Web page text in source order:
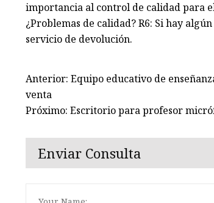
importancia al control de calidad para
¿Problemas de calidad? R6: Si hay
servicio de devolución.
Anterior: Equipo educativo de
venta
Próximo: Escritorio para profesor
Enviar Consulta